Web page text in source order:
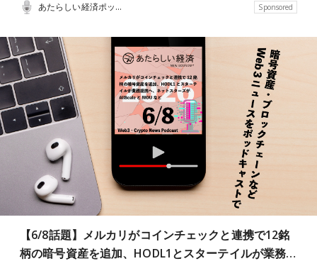
あたらしい経済ポッドキャスト Sponsored
【6/8話題】メルカリがコインチェックと連携で12銘
柄の暗号資産を追加、HODL1とスターテイルが業務…